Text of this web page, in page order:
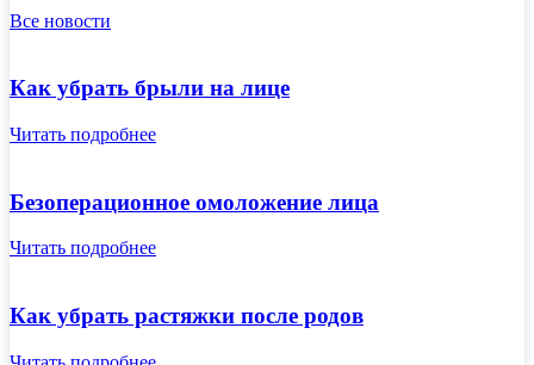
Все новости
Как убрать брыли на лице
Читать подробнее
Безоперационное омоложение лица
Читать подробнее
Как убрать растяжки после родов